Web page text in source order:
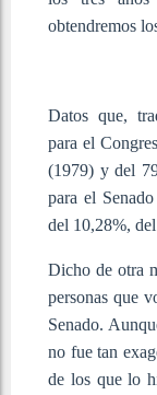
obtendremos
Datos que,
para el
(1979) y del
para el
del 10,28%,
Dicho de otra
personas que
Senado.
no fue tan
de los que lo